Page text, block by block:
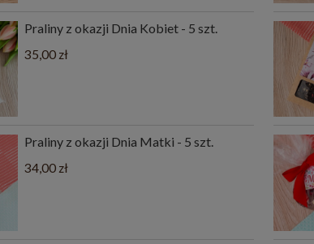
Praliny z okazji Dnia Kobiet - 5 szt.
35,00 zł
Praliny z okazji Dnia Matki - 5 szt.
34,00 zł